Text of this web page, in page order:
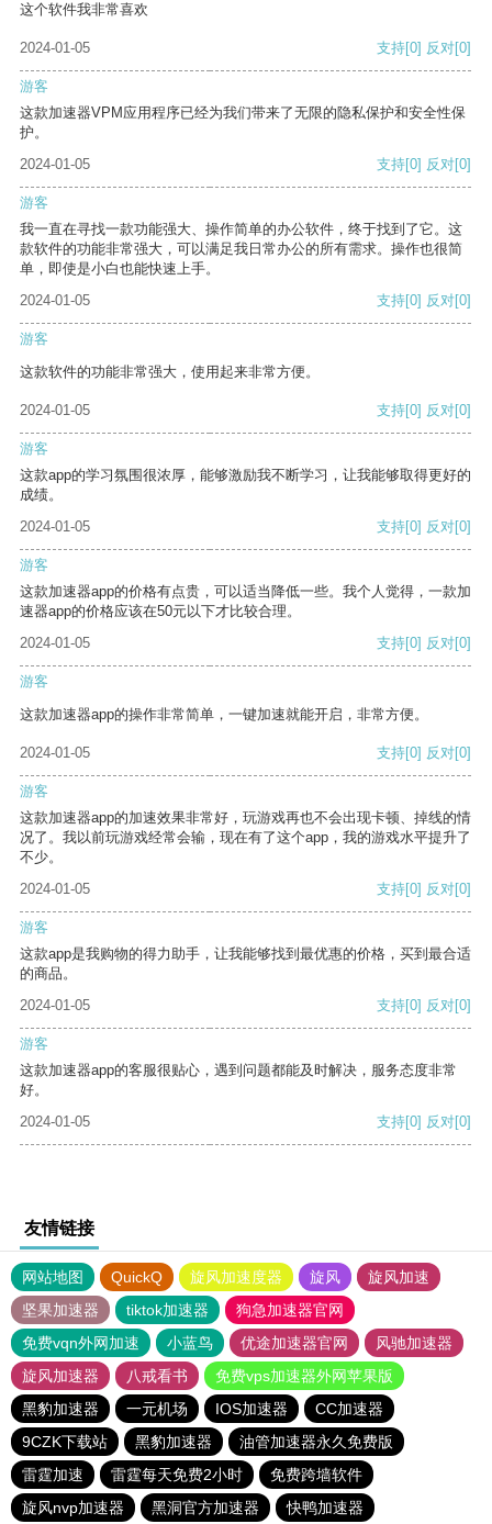
这个软件我非常喜欢
2024-01-05 支持[0] 反对[0]
游客
这款加速器VPM应用程序已经为我们带来了无限的隐私保护和安全性保
护。
2024-01-05
支持[0] 反对[0]
游客
我一直在寻找一款功能强大、操作简单的办公软件，终于找到了它。这
款软件的功能非常强大，可以满足我日常办公的所有需求。操作也很简
单，即使是小白也能快速上手。
2024-01-05
支持[0] 反对[0]
游客
这款软件的功能非常强大，使用起来非常方便。
2024-01-05 支持[0] 反对[0]
游客
这款app的学习氛围很浓厚，能够激励我不断学习，让我能够取得更好的
成绩。
2024-01-05
支持[0] 反对[0]
游客
这款加速器app的价格有点贵，可以适当降低一些。我个人觉得，一款加
速器app的价格应该在50元以下才比较合理。
2024-01-05
支持[0] 反对[0]
游客
这款加速器app的操作非常简单，一键加速就能开启，非常方便。
2024-01-05 支持[0] 反对[0]
游客
这款加速器app的加速效果非常好，玩游戏再也不会出现卡顿、掉线的情
况了。我以前玩游戏经常会输，现在有了这个app，我的游戏水平提升了
不少。
2024-01-05
支持[0] 反对[0]
游客
这款app是我购物的得力助手，让我能够找到最优惠的价格，买到最合适
的商品。
2024-01-05
支持[0] 反对[0]
游客
这款加速器app的客服很贴心，遇到问题都能及时解决，服务态度非常
好。
2024-01-05
支持[0] 反对[0]
友情链接
网站地图 QuickQ 旋风加速度器 旋风
旋风加速
坚果加速器
tiktok加速器
狗急加速器官网
免费vqn外网加速
小蓝鸟 优途加速器官网
风驰加速器
旋风加速器
八戒看书
免费vps加速器外网苹果版
黑豹加速器
一元机场 IOS加速器
CC加速器
9CZK下载站
黑豹加速器
油管加速器永久免费版
雷霆加速
雷霆每天免费2小时
免费跨墙软件
旋风nvp加速器
黑洞官方加速器 快鸭加速器